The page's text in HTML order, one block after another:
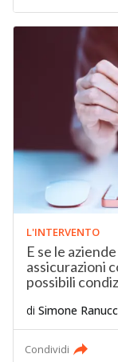
L'INTERVENTO
E se le
assicurazioni
possibili
di Simone
Condividi